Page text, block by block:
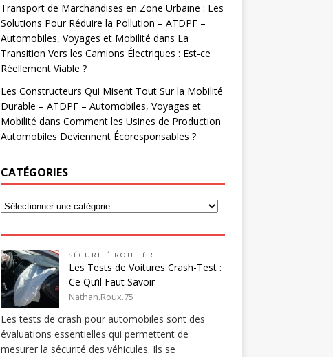
Transport de Marchandises en Zone Urbaine : Les
Solutions Pour Réduire la Pollution – ATDPF –
Automobiles, Voyages et Mobilité dans La
Transition Vers les Camions Électriques : Est-ce
Réellement Viable ?
Les Constructeurs Qui Misent Tout Sur la Mobilité
Durable – ATDPF – Automobiles, Voyages et
Mobilité dans Comment les Usines de Production
Automobiles Deviennent Écoresponsables ?
CATÉGORIES
SÉCURITÉ ROUTIÈRE
Les Tests de Voitures Crash-Test :
Ce Qu’il Faut Savoir
Nathan.Roux.75
Les tests de crash pour automobiles sont des
évaluations essentielles qui permettent de
mesurer la sécurité des véhicules. Ils se